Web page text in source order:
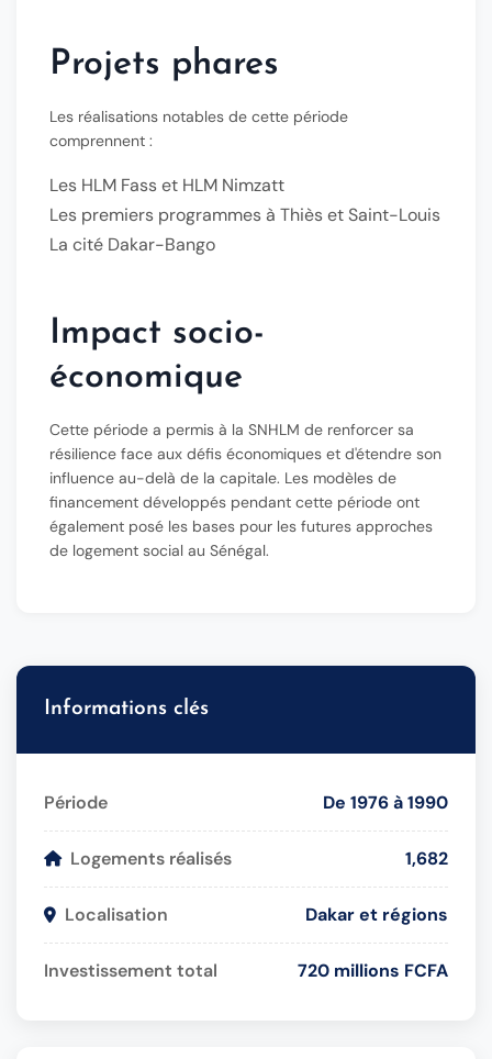
Projets phares
Les réalisations notables de cette période
comprennent :
Les HLM Fasset HLM Nimzatt
Les premiers programmes à ThièsetSaint-Louis
La cité Dakar-Bango
Impact socio-
économique
Cette période a permis à la SNHLM de renforcer sa
résilience face aux défis économiques et d'étendre son
influence au-delà de la capitale. Les modèles de
financement développés pendant cette période ont
également posé les bases pour les futures approches
de logement social au Sénégal.
Informations clés
Période De 1976 à 1990
Logements réalisés 1,682
Localisation Dakar et régions
Investissement total 720 millions FCFA